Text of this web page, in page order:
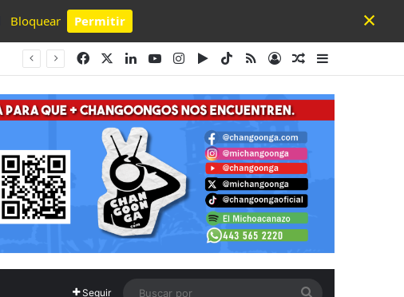
Bloquear Permitir
Powered by SendPulse
×
FacebookLinkedInYouTubeInstagram
Google Play
TikTok
RSSAccesoPublicación al
Barra lateral
Seguir